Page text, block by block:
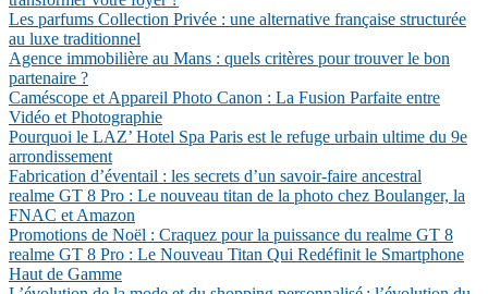
Les parfums Collection Privée : une alternative française structurée
au luxe traditionnel
Agence immobilière au Mans : quels critères pour trouver le bon
partenaire ?
Caméscope et Appareil Photo Canon : La Fusion Parfaite entre
Vidéo et Photographie
Pourquoi le LAZ’ Hotel Spa Paris est le refuge urbain ultime du 9e
arrondissement
Fabrication d’éventail : les secrets d’un savoir-faire ancestral
realme GT 8 Pro : Le nouveau titan de la photo chez Boulanger, la
FNAC et Amazon
Promotions de Noël : Craquez pour la puissance du realme GT 8
realme GT 8 Pro : Le Nouveau Titan Qui Redéfinit le Smartphone
Haut de Gamme